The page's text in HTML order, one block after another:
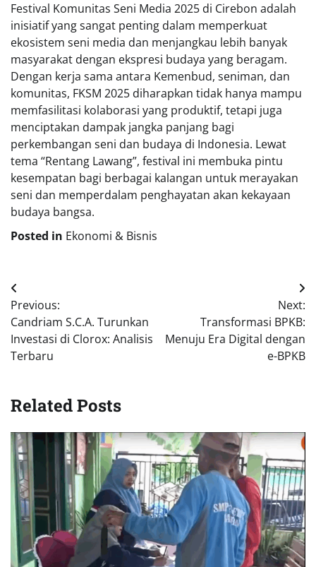
Festival Komunitas Seni Media 2025 di Cirebon adalah
inisiatif yang sangat penting dalam memperkuat
ekosistem seni media dan menjangkau lebih banyak
masyarakat dengan ekspresi budaya yang beragam.
Dengan kerja sama antara Kemenbud, seniman, dan
komunitas, FKSM 2025 diharapkan tidak hanya mampu
memfasilitasi kolaborasi yang produktif, tetapi juga
menciptakan dampak jangka panjang bagi
perkembangan seni dan budaya di Indonesia. Lewat
tema “Rentang Lawang”, festival ini membuka pintu
kesempatan bagi berbagai kalangan untuk merayakan
seni dan memperdalam penghayatan akan kekayaan
budaya bangsa.
Posted in Ekonomi & Bisnis
Navigasi
pos
Previous:
Candriam S.C.A. Turunkan
Investasi di Clorox: Analisis
Terbaru
Next:
Transformasi BPKB:
Menuju Era Digital dengan
e-BPKB
Related Posts